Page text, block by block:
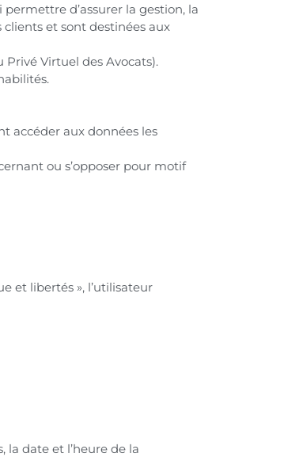
d’assurer la gestion, la
clients et sont destinées aux
Privé Virtuel des Avocats).
accéder aux données les
ou s’opposer pour motif
et libertés », l’utilisateur
la date et l’heure de la